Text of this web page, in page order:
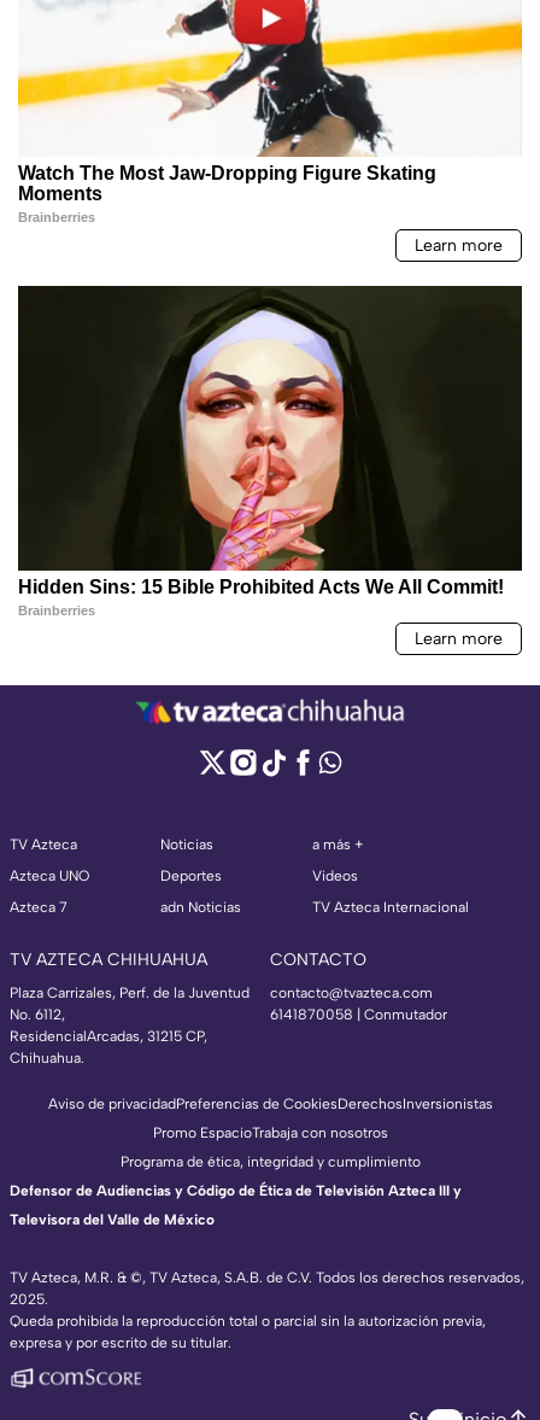
TV Azteca
Azteca UNO
Azteca 7
Noticias
Deportes
adn Noticias
a más +
Videos
TV Azteca Internacional
TV AZTECA CHIHUAHUA
Plaza Carrizales, Perf. de la Juventud
No. 6112,
ResidencialArcadas, 31215 CP,
Chihuahua.
CONTACTO
contacto@tvazteca.com
6141870058 | Conmutador
TV Azteca, M.R. & ©, TV Azteca, S.A.B. de C.V. Todos los derechos reservados,
2025.
Queda prohibida la reproducción total o parcial sin la autorización previa,
expresa y por escrito de su titular.
Aviso de privacidadPreferencias de CookiesDerechosInversionistas
Promo EspacioTrabaja con nosotros
Programa de ética, integridad y cumplimiento
Defensor de Audiencias y Código de Ética de Televisión Azteca III y
Televisora del Valle de México